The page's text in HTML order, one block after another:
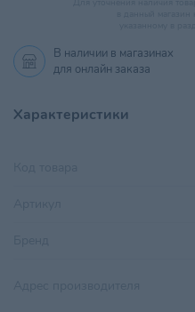
В наличии в магазинах
для онлайн заказа
Характеристики